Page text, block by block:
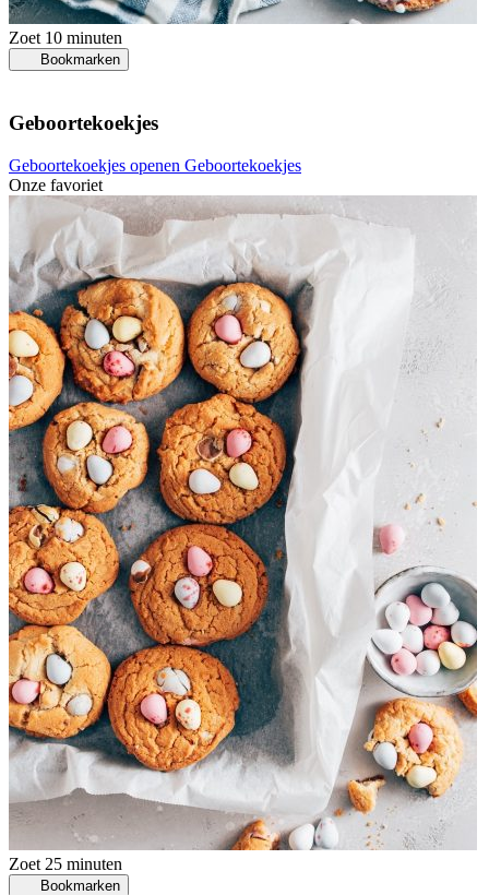
Zoet 10 minuten
Bookmarken
Geboortekoekjes
Geboortekoekjes openen Geboortekoekjes
Onze favoriet
Zoet 25 minuten
Bookmarken